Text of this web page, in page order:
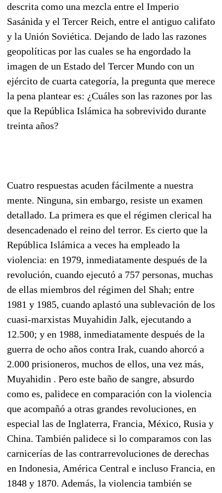
descrita como una mezcla entre el Imperio
Sasánida y el Tercer Reich, entre el antiguo califato
y la Unión Soviética. Dejando de lado las razones
geopolíticas por las cuales se ha engordado la
imagen de un Estado del Tercer Mundo con un
ejército de cuarta categoría, la pregunta que merece
la pena plantear es: ¿Cuáles son las razones por las
que la República Islámica ha sobrevivido durante
treinta años?
Cuatro respuestas acuden fácilmente a nuestra
mente. Ninguna, sin embargo, resiste un examen
detallado. La primera es que el régimen clerical ha
desencadenado el reino del terror. Es cierto que la
República Islámica a veces ha empleado la
violencia: en 1979, inmediatamente después de la
revolución, cuando ejecutó a 757 personas, muchas
de ellas miembros del régimen del Shah; entre
1981 y 1985, cuando aplastó una sublevación de los
cuasi-marxistas Muyahidin Jalk, ejecutando a
12.500; y en 1988, inmediatamente después de la
guerra de ocho años contra Irak, cuando ahorcó a
2.000 prisioneros, muchos de ellos, una vez más,
Muyahidin . Pero este baño de sangre, absurdo
como es, palidece en comparación con la violencia
que acompañó a otras grandes revoluciones, en
especial las de Inglaterra, Francia, México, Rusia y
China. También palidece si lo comparamos con las
carnicerías de las contrarrevoluciones de derechas
en Indonesia, América Central e incluso Francia, en
1848 y 1870. Además, la violencia también se